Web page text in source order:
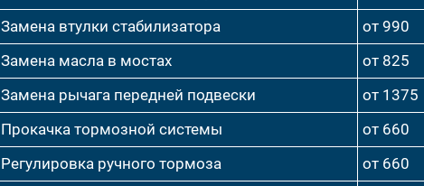
Замена втулки стабилизатора
от 990
Замена масла в мостах
от 825
Замена рычага передней подвески
от 1375
Прокачка тормозной системы
от 660
Регулировка ручного тормоза
от 660